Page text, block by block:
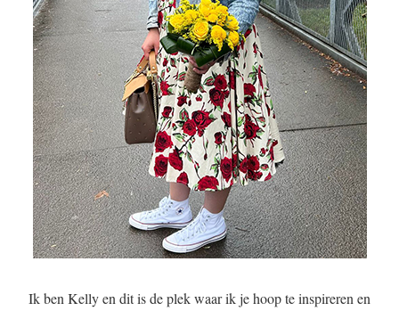
Ik ben Kelly en dit is de plek waar ik je hoop te inspireren en